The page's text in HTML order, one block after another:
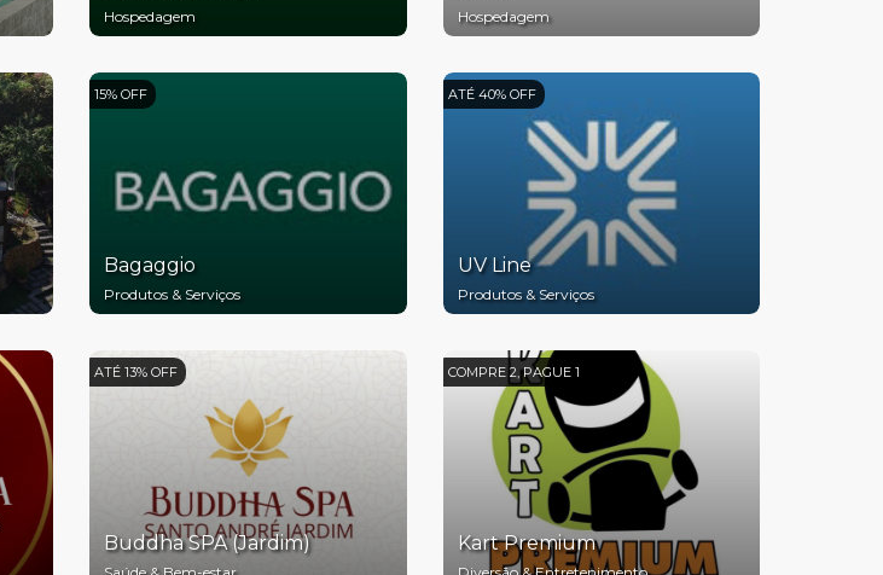
Hospedagem Hospedagem
15% OFF
Bagaggio
Produtos & Serviços
ATÉ 40% OFF
UV Line
Produtos & Serviços
ATÉ 13% OFF
Buddha SPA (Jardim)
COMPRE 2, PAGUE 1
Kart Premium